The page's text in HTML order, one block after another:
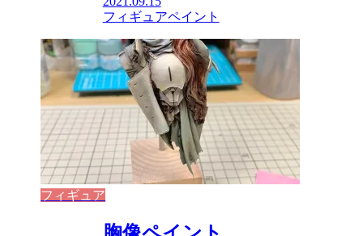
フィギュアペイント
フィギュア